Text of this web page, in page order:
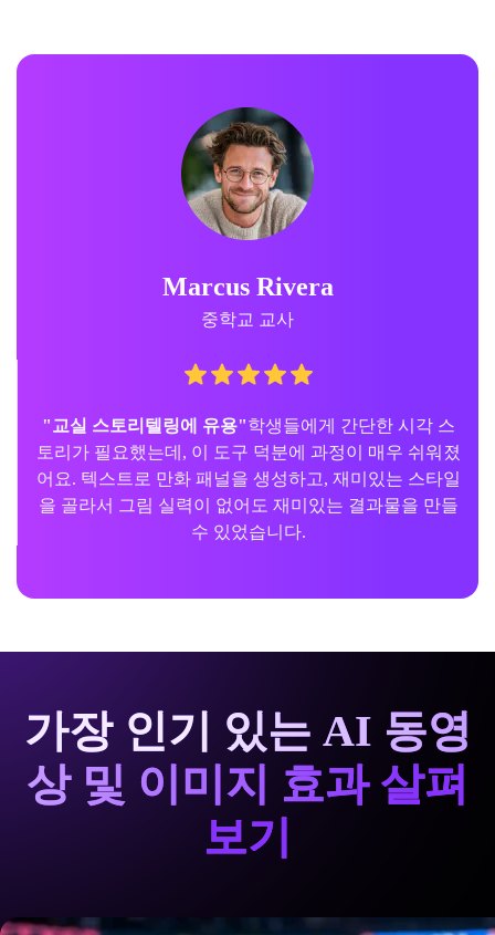
Marcus Rivera
중학교 교사
"교실 스토리텔링에 유용"학생들에게 간단한 시각 스
토리가 필요했는데, 이 도구 덕분에 과정이 매우 쉬워졌
어요. 텍스트로 만화 패널을 생성하고, 재미있는 스타일
을 골라서 그림 실력이 없어도 재미있는 결과물을 만들
수 있었습니다.
가장 인기 있는 AI 동영
상 및 이미지 효과 살펴
보기